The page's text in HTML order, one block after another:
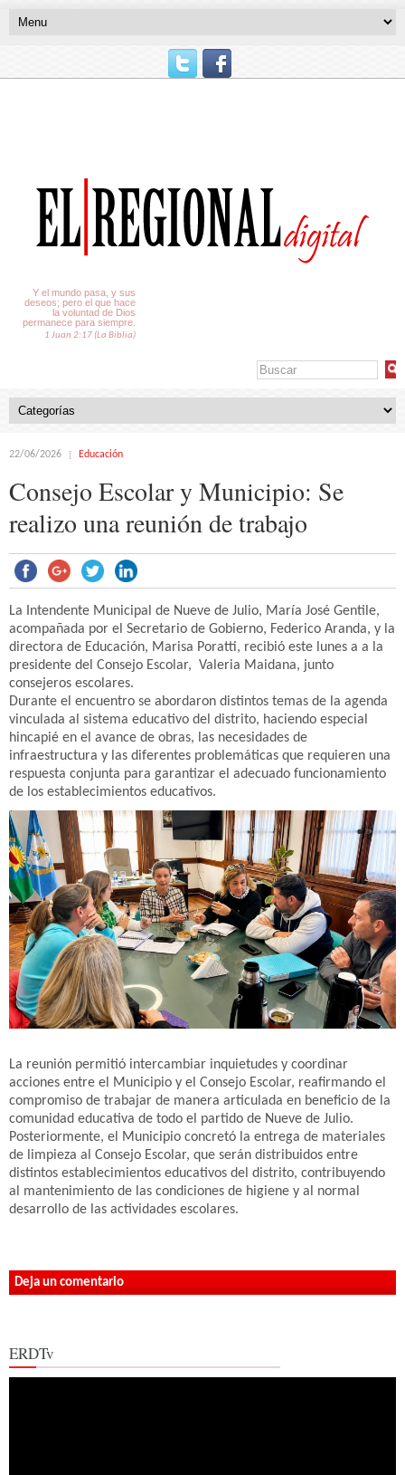
Y el mundo pasa, y sus
deseos; pero el que hace
la voluntad de Dios
permanece para siempre.
1 Juan 2:17 (La Biblia)
22/06/2026 Educación
Consejo Escolar y Municipio: Se
realizo una reunión de trabajo
La Intendente Municipal de Nueve de Julio, María José Gentile,
acompañada por el Secretario de Gobierno, Federico Aranda, y la
directora de Educación, Marisa Poratti, recibió este lunes a a la
presidente del Consejo Escolar, Valeria Maidana, junto
consejeros escolares.
Durante el encuentro se abordaron distintos temas de la agenda
vinculada al sistema educativo del distrito, haciendo especial
hincapié en el avance de obras, las necesidades de
infraestructura y las diferentes problemáticas que requieren una
respuesta conjunta para garantizar el adecuado funcionamiento
de los establecimientos educativos.
La reunión permitió intercambiar inquietudes y coordinar
acciones entre el Municipio y el Consejo Escolar, reafirmando el
compromiso de trabajar de manera articulada en beneficio de la
comunidad educativa de todo el partido de Nueve de Julio.
Posteriormente, el Municipio concretó la entrega de materiales
de limpieza al Consejo Escolar, que serán distribuidos entre
distintos establecimientos educativos del distrito, contribuyendo
al mantenimiento de las condiciones de higiene y al normal
desarrollo de las actividades escolares.
Deja un comentario
ERDTv